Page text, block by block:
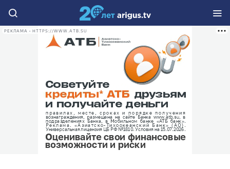
РЕКЛАМА • HTTPS://WWW.ATB.SU